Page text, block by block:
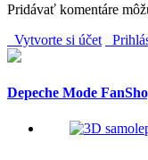
Pridávať komentáre
Vytvorte si účet
Depeche Mode